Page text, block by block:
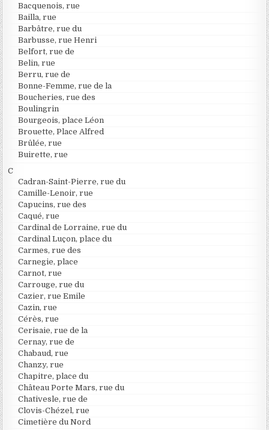
Bacquenois, rue
Bailla, rue
Barbâtre, rue du
Barbusse, rue Henri
Belfort, rue de
Belin, rue
Berru, rue de
Bonne-Femme, rue de la
Boucheries, rue des
Boulingrin
Bourgeois, place Léon
Brouette, Place Alfred
Brûlée, rue
Buirette, rue
C
Cadran-Saint-Pierre, rue du
Camille-Lenoir, rue
Capucins, rue des
Caqué, rue
Cardinal de Lorraine, rue du
Cardinal Luçon, place du
Carmes, rue des
Carnegie, place
Carnot, rue
Carrouge, rue du
Cazier, rue Emile
Cazin, rue
Cérès, rue
Cerisaie, rue de la
Cernay, rue de
Chabaud, rue
Chanzy, rue
Chapitre, place du
Château Porte Mars, rue du
Chativesle, rue de
Clovis-Chézel, rue
Cimetière du Nord